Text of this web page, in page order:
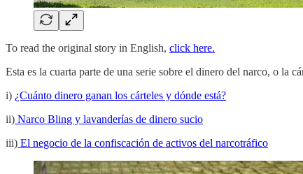
To read the original story in English, click here.
Esta es la cuarta parte de una serie sobre el dinero del narco, o la
i) ¿Cuánto dinero ganan los cárteles y dónde está?
ii) Narco Bling y lavanderías de dinero sucio
iii) El negocio de la confiscación de activos del narcotráfico